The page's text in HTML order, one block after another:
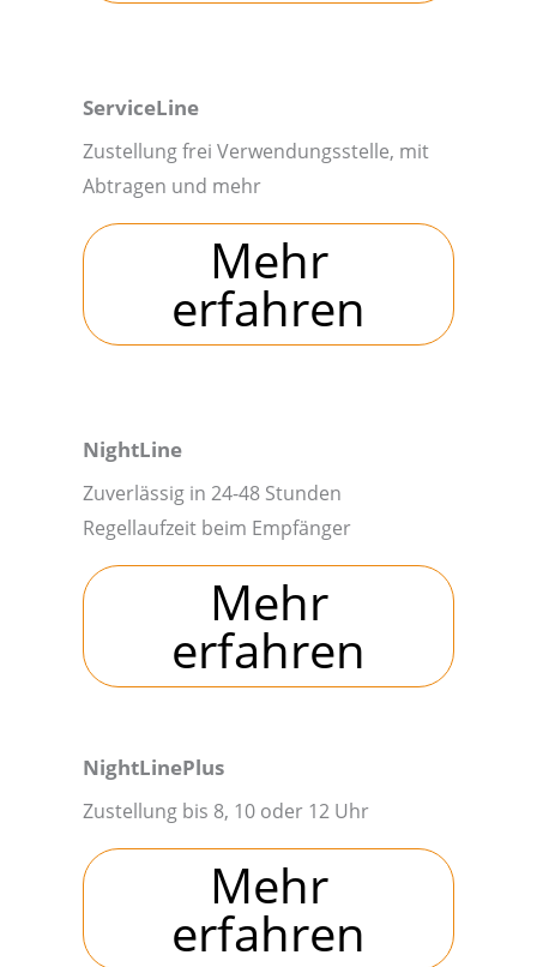
ServiceLine
Zustellung frei Verwendungsstelle, mit
Abtragen und mehr
Mehr
erfahren
NightLine
Zuverlässig in 24-48 Stunden
Regellaufzeit beim Empfänger
Mehr
erfahren
NightLinePlus
Zustellung bis 8, 10 oder 12 Uhr
Mehr
erfahren